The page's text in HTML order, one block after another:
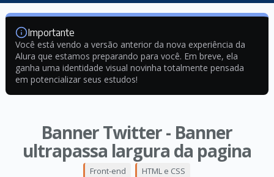
Importante
Você está vendo a versão anterior da nova experiência da
Alura que estamos preparando para você. Em breve, ela
ganha uma identidade visual novinha totalmente pensada
em potencializar seus estudos!
Banner Twitter - Banner
ultrapassa largura da pagina
Front-end HTML e CSS